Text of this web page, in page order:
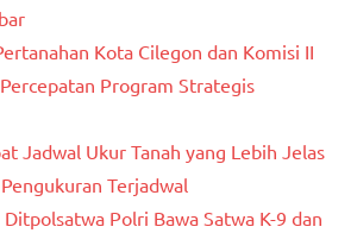
Kota Cilegon dan Komisi II
Program Strategis
Jadwal Ukur Tanah yang Lebih Jelas
Terjadwal
Polri Bawa Satwa K-9 dan